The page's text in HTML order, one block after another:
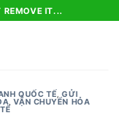
REMOVE IT...
QUỐC TẾ,GỬI
,VẬN CHUYỂN HỎA